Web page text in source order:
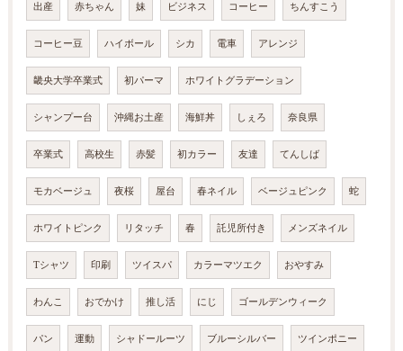
出産 赤ちゃん 妹 ビジネス コーヒー ちんすこう
コーヒー豆 ハイボール シカ 電車 アレンジ
畿央大学卒業式 初パーマ ホワイトグラデーション
シャンプー台 沖縄お土産 海鮮丼 しぇろ 奈良県
卒業式 高校生 赤髪 初カラー 友達 てんしば
モカベージュ 夜桜 屋台 春ネイル ベージュピンク 蛇
ホワイトピンク リタッチ 春 託児所付き メンズネイル
Tシャツ 印刷 ツイスパ カラーマツエク おやすみ
わんこ おでかけ 推し活 にじ ゴールデンウィーク
パン 運動 シャドールーツ ブルーシルバー ツインポニー